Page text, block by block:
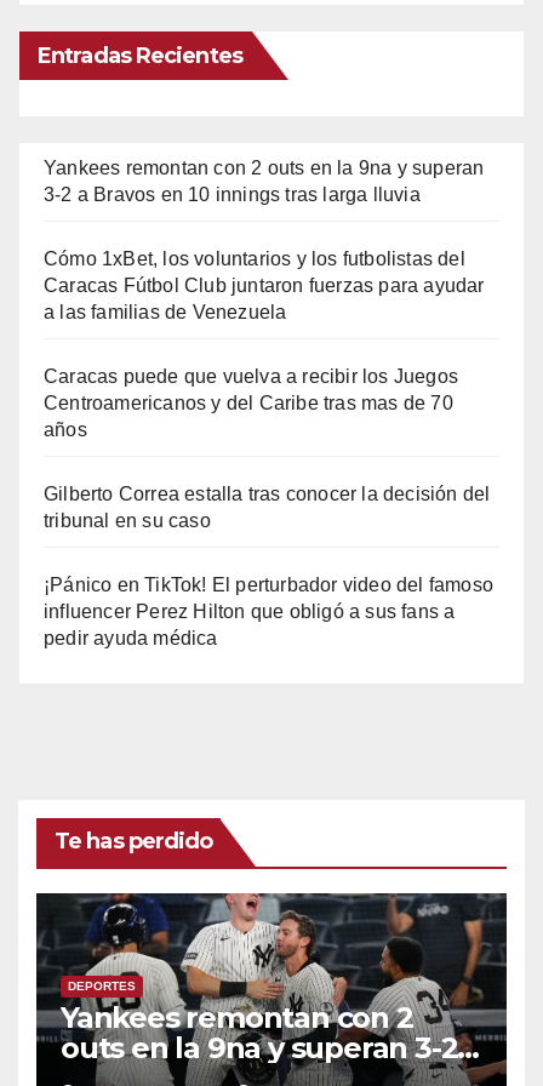
Entradas Recientes
Yankees remontan con 2 outs en la 9na y superan
3-2 a Bravos en 10 innings tras larga lluvia
Cómo 1xBet, los voluntarios y los futbolistas del
Caracas Fútbol Club juntaron fuerzas para ayudar
a las familias de Venezuela
Caracas puede que vuelva a recibir los Juegos
Centroamericanos y del Caribe tras mas de 70
años
Gilberto Correa estalla tras conocer la decisión del
tribunal en su caso
¡Pánico en TikTok! El perturbador video del famoso
influencer Perez Hilton que obligó a sus fans a
pedir ayuda médica
Te has perdido
DEPORTES
Yankees remontan con 2
outs en la 9na y superan 3-2 a
Bravos en 10 innings tras